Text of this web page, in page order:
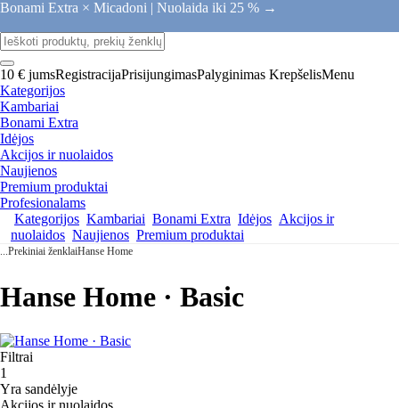
Bonami Extra × Micadoni | Nuolaida iki 25 % →
10 € jumsRegistracijaPrisijungimasPalyginimas KrepšelisMenu
Kategorijos
Kambariai
Bonami Extra
Idėjos
Akcijos ir nuolaidos
Naujienos
Premium produktai
Profesionalams
Kategorijos Kambariai Bonami Extra Idėjos Akcijos ir
nuolaidos Naujienos Premium produktai
...Prekiniai ženklaiHanse Home
Hanse Home · Basic
Filtrai
1
Yra sandėlyje
Akcijos ir nuolaidos